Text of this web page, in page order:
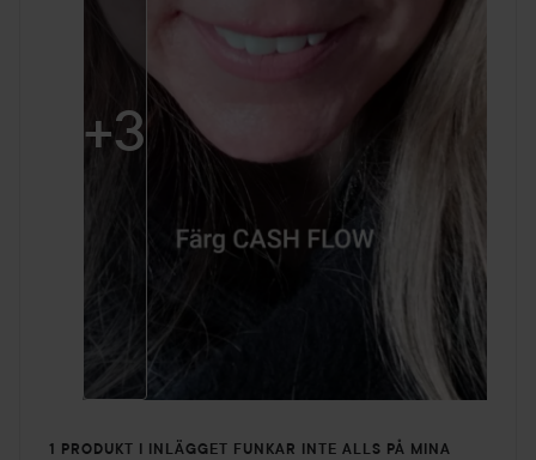
+3
1 PRODUKT I INLÄGGET FUNKAR INTE ALLS PÅ MINA